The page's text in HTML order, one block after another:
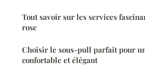
Tout savoir sur les services
rose
Choisir le sous-pull parfait pour
confortable et élégant